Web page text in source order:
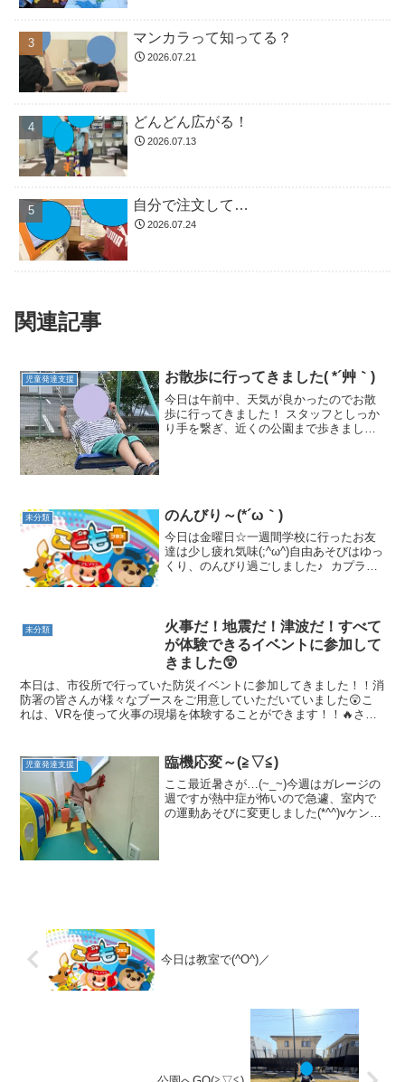
マンカラって知ってる？
2026.07.21
どんどん広がる！
2026.07.13
自分で注文して…
2026.07.24
関連記事
児童発達支援 お散歩に行ってきました( *´艸｀)
今日は午前中、天気が良かったのでお散
歩に行ってきました！ スタッフとしっか
り手を繋ぎ、近くの公園まで歩きました(*
未分類 のんびり～(*´ω｀)
今日は金曜日☆一週間学校に行ったお友
達は少し疲れ気味(;^ω^)自由あそびはゆっ
くり、のんびり過ごしました♪ カプラで
より...
未分類
火事だ！地震だ！津波だ！すべて
が体験できるイベントに参加して
きました😲
本日は、市役所で行っていた防災イベントに参加してきました！！消
防署の皆さんが様々なブースをご用意していただいていました😲こ
れは、VRを使って火事の現場を体験することができます！！🔥さら
児童発達支援 臨機応変～(≧▽≦)
ここ最近暑さが…(~_~)今週はガレージの
週ですが熱中症が怖いので急遽、室内で
の運動あそびに変更しました(*^^)vケンケ
今日は教室で(^O^)／